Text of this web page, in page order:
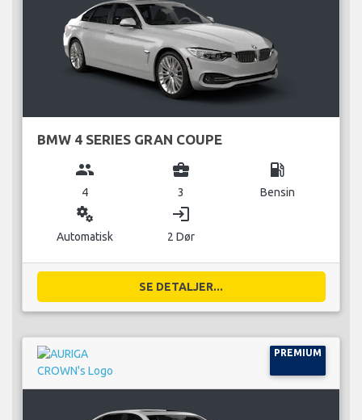
BMW 4 SERIES GRAN COUPE
group
4
business_center
3
local_gas_station
Bensin
miscellaneous_services
Automatisk
login
2 Dør
SE DETALJER...
PREMIUM